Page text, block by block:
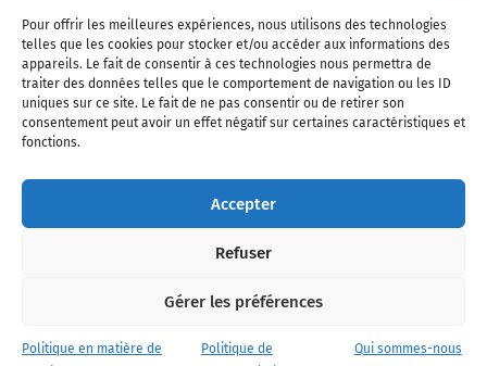
Pour offrir les meilleures expériences, nous utilisons des technologies
telles que les cookies pour stocker et/ou accéder aux informations des
appareils. Le fait de consentir à ces technologies nous permettra de
traiter des données telles que le comportement de navigation ou les ID
uniques sur ce site. Le fait de ne pas consentir ou de retirer son
consentement peut avoir un effet négatif sur certaines caractéristiques et
fonctions.
Accepter
Refuser
Gérer les préférences
Politique en matière de
Politique de
Qui sommes-nous
Qui sommes-nous ? Nous contacter
Partenaires
Mentions légales
CGV Politique de confidentialité Cookies
l'industrie aéronautique, l'aviation commerciale, l'aviation d'affaires, les
services MRO et après-vente, le financement et la location d'aéronefs
civils, l'aéronautique de défense et l'industrie spatiale. Toute reproduction,
interdite sans autorisation écrite spécifique du Journal de l’Aviation.